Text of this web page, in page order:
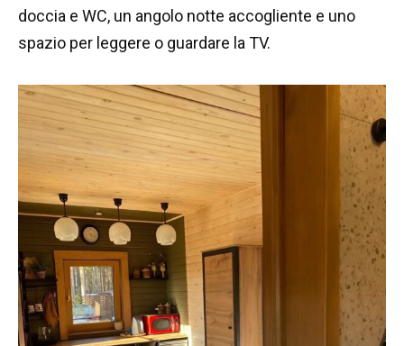
doccia e WC, un angolo notte accogliente e uno
spazio per leggere o guardare la TV.